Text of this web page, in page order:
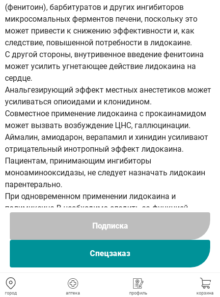
город аптека профиль корзина
Подписка
Спецзаказ
(фенитоин), барбитуратов и других ингибиторов
микросомальных ферментов печени, поскольку это
может привести к снижению эффективности и, как
следствие, повышенной потребности в лидокаине.
С другой стороны, внутривенное введение фенитоина
может усилить угнетающее действие лидокаина на
сердце.
Анальгезирующий эффект местных анестетиков может
усиливаться опиоидами и клонидином.
Совместное применение лидокаина с прокаинамидом
может вызвать возбуждение ЦНС, галлюцинации.
Аймалин, амиодарон, верапамил и хинидин усиливают
отрицательный инотропный эффект лидокаина.
Пациентам, принимающим ингибиторы
моноаминооксидазы, не следует назначать лидокаин
парентерально.
При одновременном применении лидокаина и
полимиксина-В необходимо следить за функцией
При сочетанном применении лидокаина со
снотворными или седативными средствами,
наркотическими анальгетиками, гексеналом или
тиопенталом натрия возможно усиление угнетающего
действия на ЦНС и дыхание.
Лидокаин снижает кардиотонический эффект